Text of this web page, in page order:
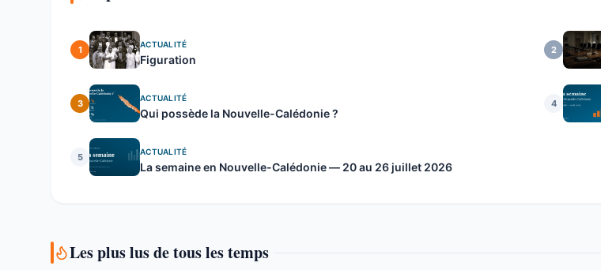
1
ACTUALITÉ
Figuration
2
3
ACTUALITÉ
Qui possède la Nouvelle-Calédonie ?
4
5
ACTUALITÉ
La semaine en Nouvelle-Calédonie — 20 au 26 juillet 2026
Les plus lus de tous les temps